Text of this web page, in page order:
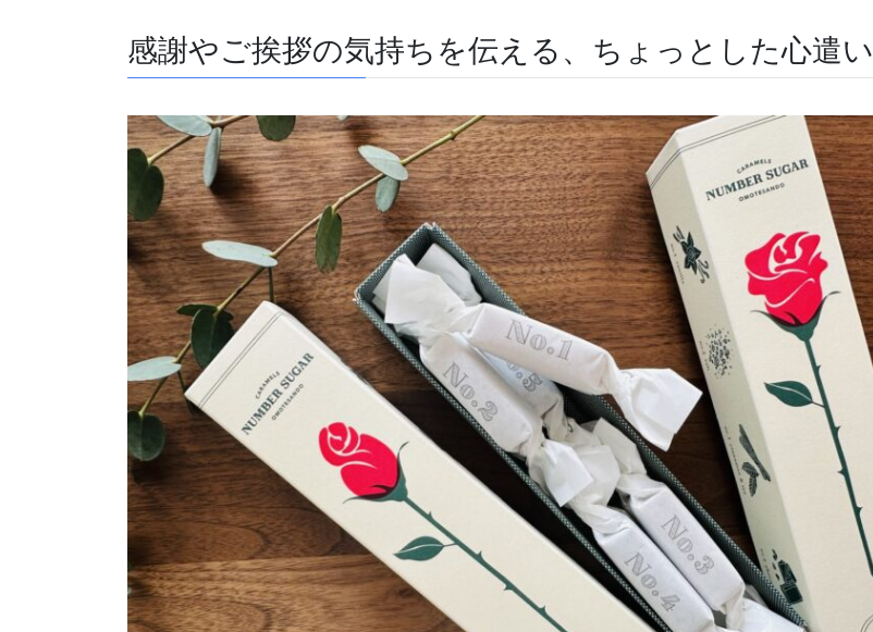
感謝やご挨拶の気持ちを伝える、ちょっとした心遣い